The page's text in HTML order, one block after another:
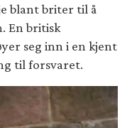
blant briter til å
En britisk
seg inn i en kjent
til forsvaret.